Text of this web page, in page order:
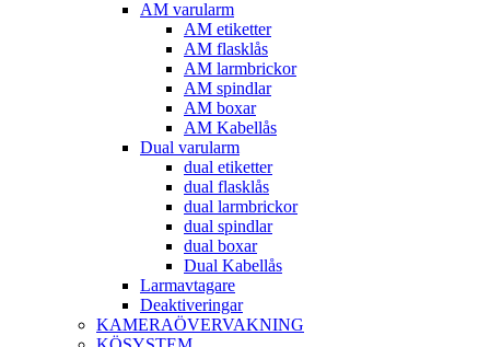
AM varularm
AM etiketter
AM flasklås
AM larmbrickor
AM spindlar
AM boxar
AM Kabellås
Dual varularm
dual etiketter
dual flasklås
dual larmbrickor
dual spindlar
dual boxar
Dual Kabellås
Larmavtagare
Deaktiveringar
KAMERAÖVERVAKNING